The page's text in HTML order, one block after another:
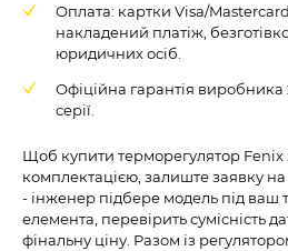
Оплата: картки Visa/Mastercard
накладений платіж,
юридичних осіб.
Офіційна гарантія виробника
серії.
Щоб купити терморегулятор
комплектацією, залиште заявку
- інженер підбере модель під ваш
елемента, перевірить сумісність
фінальну ціну. Разом із